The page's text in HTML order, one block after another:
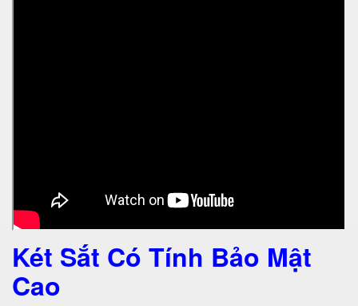
Két Sắt Có Tính Bảo Mật
Cao